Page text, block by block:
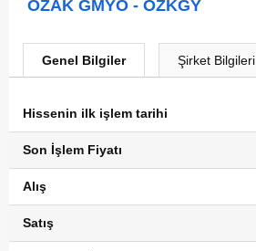
OZAK GMYO - OZKGY
Genel Bilgiler Şirket Bilgileri
Hissenin ilk işlem tarihi
Son İşlem Fiyatı
Alış
Satış